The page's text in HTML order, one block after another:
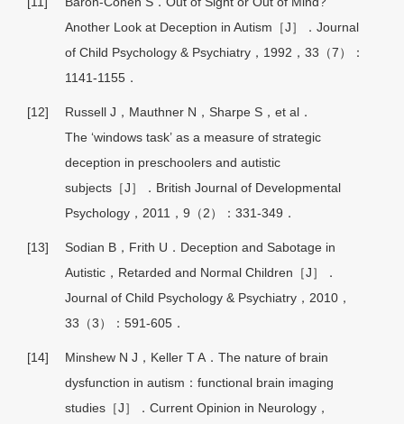
Another Look at Deception in Autism［J］．Journal
of Child Psychology & Psychiatry，1992，33（7）：
1141-1155．
[12]
Russell J，Mauthner N，Sharpe S，et al．
The ‘windows task’ as a measure of strategic
deception in preschoolers and autistic
subjects［J］．British Journal of Developmental
Psychology，2011，9（2）：331-349．
[13]
Sodian B，Frith U．Deception and Sabotage in
Autistic，Retarded and Normal Children［J］．
Journal of Child Psychology & Psychiatry，2010，
33（3）：591-605．
[14]
Minshew N J，Keller T A．The nature of brain
dysfunction in autism：functional brain imaging
studies［J］．Current Opinion in Neurology，